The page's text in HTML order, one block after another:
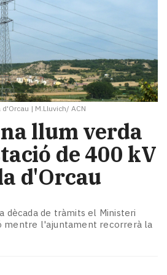
d'Orcau | M.Lluvich/ ACN
llum verda
de 400 kV
d'Orcau
dècada de tràmits el Ministeri
mentre l'ajuntament recorrerà la